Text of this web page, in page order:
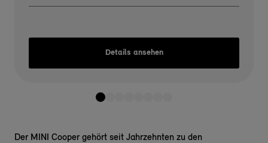
Details ansehen
Der MINI Cooper gehört seit Jahrzehnten zu den